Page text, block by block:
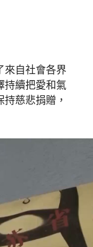
來自社會各界
持續把愛和氣
慈悲捐贈，